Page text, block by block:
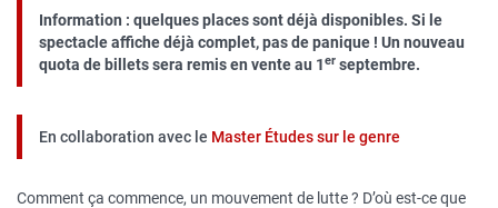
Information : quelques places sont déjà disponibles. Si le
spectacle affiche déjà complet, pas de panique ! Un nouveau
quota de billets sera remis en vente au 1er septembre.
En collaboration avec le Master Études sur le genre
Comment ça commence, un mouvement de lutte ? D’où est-ce que